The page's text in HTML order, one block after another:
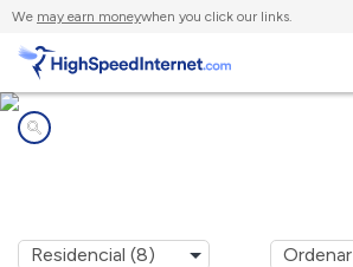
We may earn moneywhen you click our links.